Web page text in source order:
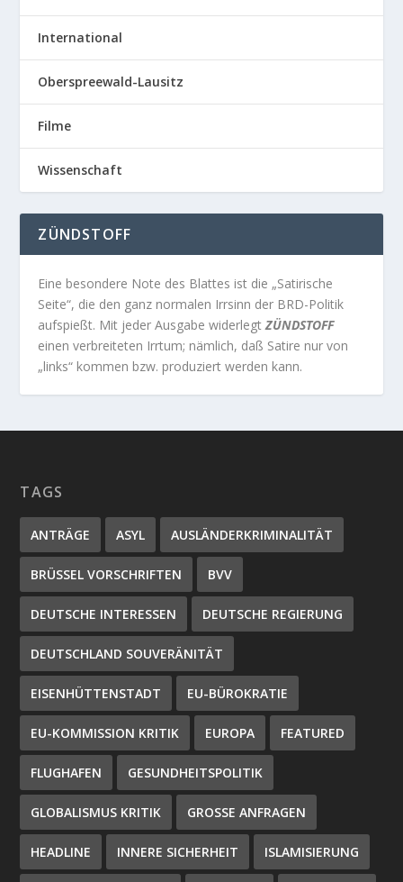
International
Oberspreewald-Lausitz
Filme
Wissenschaft
ZÜNDSTOFF
Eine besondere Note des Blattes ist die „Satirische
Seite“, die den ganz normalen Irrsinn der BRD-Politik
aufspießt. Mit jeder Ausgabe widerlegtZÜNDSTOFF
einen verbreiteten Irrtum; nämlich, daß Satire nur von
„links“ kommen bzw. produziert werden kann.
TAGS
ANTRÄGE ASYL AUSLÄNDERKRIMINALITÄT
BRÜSSEL VORSCHRIFTEN BVV
DEUTSCHE INTERESSEN DEUTSCHE REGIERUNG
DEUTSCHLAND SOUVERÄNITÄT
EISENHÜTTENSTADT EU-BÜROKRATIE
EU-KOMMISSION KRITIK EUROPA FEATURED
FLUGHAFEN GESUNDHEITSPOLITIK
GLOBALISMUS KRITIK GROSSE ANFRAGEN
HEADLINE INNERE SICHERHEIT ISLAMISIERUNG